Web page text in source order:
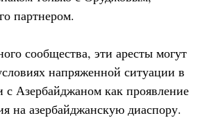
партнером.
сообщества, эти аресты могут
напряженной ситуации в
Азербайджаном как проявление
на азербайджанскую диаспору.